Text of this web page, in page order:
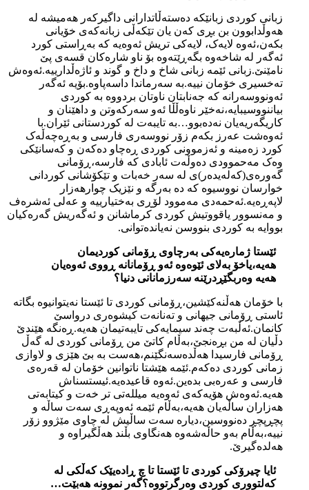
زبانی کوردی زبانێکە دەستەڵاتدارانی داگیرکەر هەمیشە لە
هەوڵدابوون بن بڕی کەن یان تێکەڵی زبانەکەی خۆیانی
بکەن،ئەوە لایەک، لایەکی تریش ئەوەیە کە بەڕاستی کورد
ئەگەر لە شاخەوە بگەڕێتەوە بۆ ناو شارەکان قسەی پێ
نامێنێ.زبانی ئێمە زبانی شاخ و داخ و گوند و ئاژەڵدارییە.ئەوەش
تەخسیری خۆمان نییە.بە سەرماندا داسەپاوە.بۆیە ئەگەر
ئەونووسەرانە کە جەنابتان ناوتان بردووە بە کوردی
بیاننووسیبایە،نەخێر ناوەڵڵا ئەو سەرکەوتن و داهێنان و
کاریگەریەیان نەدەبوو…بە تایبەت لە کوردستانی ئێران.با
ئەوەشت عەرز بکەم زۆر نووسەری فارسی و بەڕەچەڵەک
کورد زەمینە و ئەزموونی کوردی ڕەچاو دەکەن و کەسانێکی
وەک مەحموودی دەوڵەت ئابادی کە فارسە،ڕۆمانی
گەورەی(کەلەیدەر)ی لە سەر خەبات و تێکۆشانی کوردانی
خوارسان نووسیوە کە دە بەرگە و نێزیک چوارهەزار
لاپەڕەیە.ئەحمەدی مەموود لۆڕی بەختیارییە و عەلی ئەشرەف
و مەنسوور یاقووتیش کوردی کرماشانن و ئەگەریش گەرەکیان
بووایە بە کوردی بنووسن نەیاندەتوانی.
ئێستا ژمارەیەکی بەرچاوی ڕۆمانی کوردیمان
هەیە،یاخۆ بەلای ئێوەوە ئەو ڕۆمانانە ڕووی ئەوەیان
هەیە وەربگێڕدرێنە سەرزمانانی دنیا؟
با خۆمان هەڵنەکێشین،ڕۆمانی کوردی تا ئێستا نەیتوانیوە بگاتە
ئاستی ڕۆمانی جیهانی و تەنانەت کیشوەری درواسێ
کانمان.ئەڵبەت چەند سیمایەکی تایبەتیمان هەیە.ڕەنگە هێندێ
دڵیان لە من بڕەنجێ،بەڵام کاتێ من ڕۆمانی کوردی لە گەڵ
ڕۆمانی فارسیدا هەڵدەسەنگێنم،هەست بە بێ هێزی و لاوازی
زمانی کوردی دەکەم.ئێمە هێشتا ناتوانین خۆمان لە قەرەی
فارسی و عەرەبی بدەین.ئەوە قاعیدەیە.ئیستسناش
هەیە.ئەوەش هۆیەکەی ئەوەیە میللەتی تر خەت و کیتابەتی
هەزاران ساڵەیان هەیە،بەڵام ئێمە ئەوپەڕی سەت ساڵە و
پچڕپچڕ دەنووسین،دیارە سەت ساڵیش لە چاوی مێژوو زۆر
نییە،بەڵام بەو حاڵەشەوە هەنگاوی بڵند هەڵگیراوە و
هەلدەگیرێ.
ئایا چیرۆکی کوردی تا ئێستا تا چ ڕادەیێک کەڵکی لە
کەلتووری کوردی وەرگرتووە؟گەر نموونە هەبێت…